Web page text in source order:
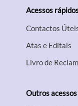
Acessos
Contactos
Atas e Editais
Livro de
Outros acessos